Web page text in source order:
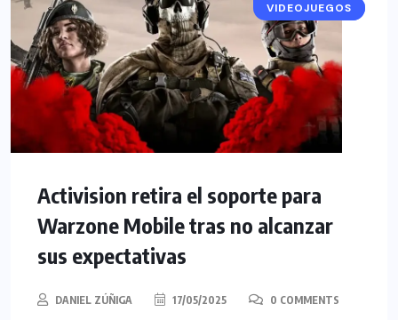
NOTICIAS
VIDEOJUEGOS
Activision retira el soporte para
Warzone Mobile tras no alcanzar
sus expectativas
DANIEL ZÚÑIGA 17/05/2025 0 COMMENTS